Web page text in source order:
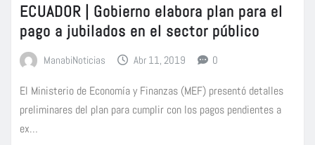
ECUADOR | Gobierno elabora plan para el
pago a jubilados en el sector público
ManabiNoticias Abr 11, 2019 0
El Ministerio de Economía y Finanzas (MEF) presentó detalles
preliminares del plan para cumplir con los pagos pendientes a
ex…